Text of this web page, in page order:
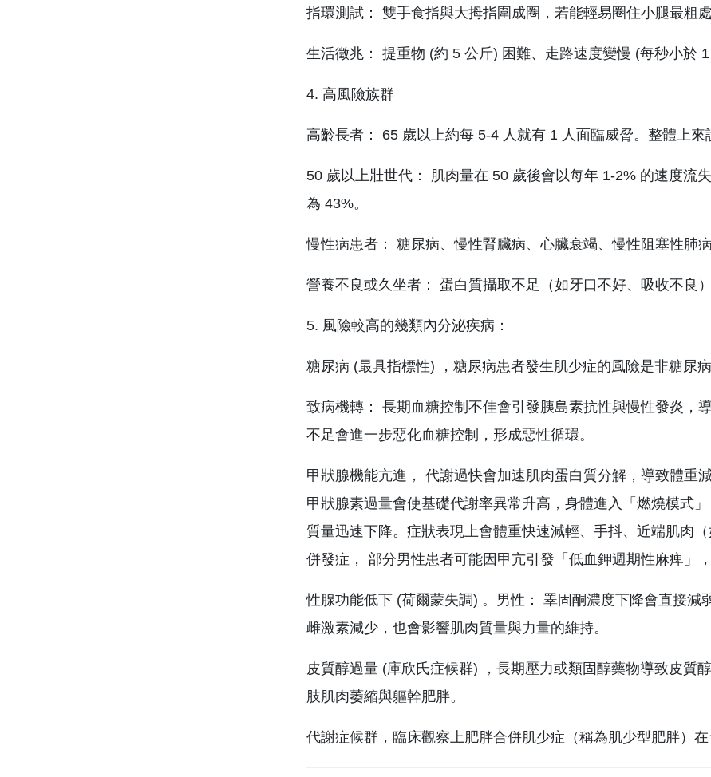
指環測試： 雙手食指與大拇指圍成圈，若能輕易圈住小腿最粗
生活徵兆： 提重物 (約 5 公斤) 困難、走路速度變慢 (每秒小於 1
4. 高風險族群
高齡長者： 65 歲以上約每 5-4 人就有 1 人面臨威脅。整體上來
50 歲以上壯世代： 肌肉量在 50 歲後會以每年 1-2% 的速度流
為 43%。
慢性病患者： 糖尿病、慢性腎臟病、心臟衰竭、慢性阻塞性肺
營養不良或久坐者： 蛋白質攝取不足（如牙口不好、吸收不良
5. 風險較高的幾類內分泌疾病：
糖尿病 (最具指標性) ，糖尿病患者發生肌少症的風險是非糖尿病
致病機轉： 長期血糖控制不佳會引發胰島素抗性與慢性發炎，
不足會進一步惡化血糖控制，形成惡性循環。
甲狀腺機能亢進， 代謝過快會加速肌肉蛋白質分解，導致體重
甲狀腺素過量會使基礎代謝率異常升高，身體進入「燃燒模式
質量迅速下降。症狀表現上會體重快速減輕、手抖、近端肌肉
併發症， 部分男性患者可能因甲亢引發「低血鉀週期性麻痺」
性腺功能低下 (荷爾蒙失調) 。男性： 睪固酮濃度下降會直接
雌激素減少，也會影響肌肉質量與力量的維持。
皮質醇過量 (庫欣氏症候群) ，長期壓力或類固醇藥物導致皮質
肢肌肉萎縮與軀幹肥胖。
代謝症候群，臨床觀察上肥胖合併肌少症（稱為肌少型肥胖）